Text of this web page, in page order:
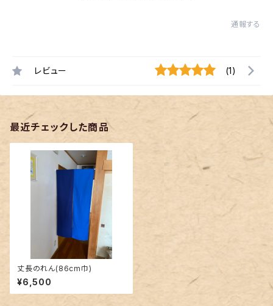
通報する
レビュー (1)
最近チェックした商品
丈長のれん(86cm巾)
¥6,500